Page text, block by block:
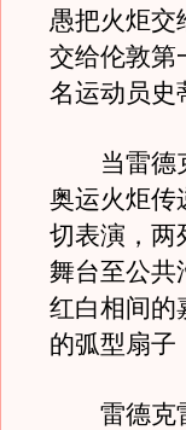
愚把火炬交
交给伦敦第
名运动员史
当雷德克
奥运火炬传
切表演，两
舞台至公共
红白相间的
的弧型扇子
雷德克雷